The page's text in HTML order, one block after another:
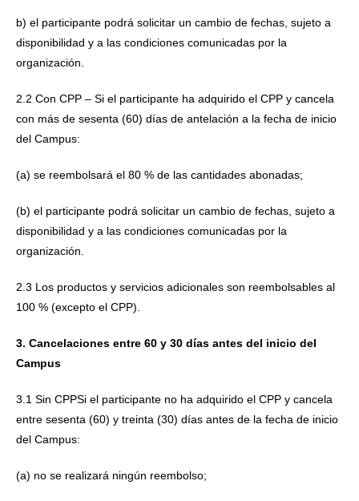
b) el participante podrá solicitar un cambio de fechas, sujeto a
disponibilidad y a las condiciones comunicadas por la
organización.
2.2 Con CPP – Si el participante ha adquirido el CPP y cancela
con más de sesenta (60) días de antelación a la fecha de inicio
del Campus:
(a) se reembolsará el 80 % de las cantidades abonadas;
(b) el participante podrá solicitar un cambio de fechas, sujeto a
disponibilidad y a las condiciones comunicadas por la
organización.
2.3 Los productos y servicios adicionales son reembolsables al
100 % (excepto el CPP).
3. Cancelaciones entre 60 y 30 días antes del inicio del
Campus
3.1 Sin CPPSi el participante no ha adquirido el CPP y cancela
entre sesenta (60) y treinta (30) días antes de la fecha de inicio
del Campus:
(a) no se realizará ningún reembolso;